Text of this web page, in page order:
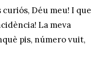
curiós, Déu meu! I que
La meva
pis, número vuit,